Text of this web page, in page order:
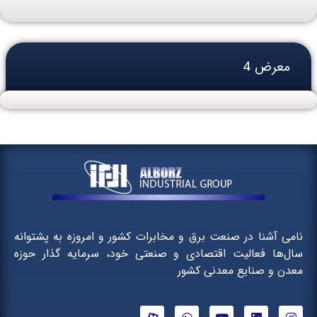
معرض 4
نامی آشنا در صنعت برق و مخابرات کشور و امروزه به پشتوانه
سال‌ها فعالیت اقتصادی و صنعتی خود، سرمایه گذار حوزه
معدن و صنایع معدنی کشور